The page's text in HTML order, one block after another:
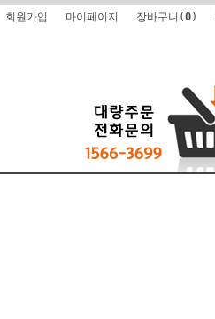
회원가입 마이페이지 장바구니(0)